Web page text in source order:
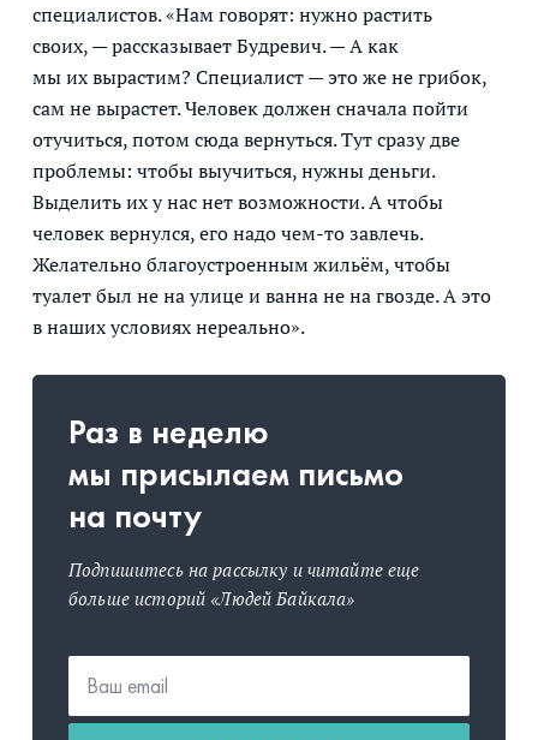
специалистов. «Нам говорят: нужно растить
своих, — рассказывает Будревич. — А как
мы их вырастим? Специалист — это же не грибок,
сам не вырастет. Человек должен сначала пойти
отучиться, потом сюда вернуться. Тут сразу две
проблемы: чтобы выучиться, нужны деньги.
Выделить их у нас нет возможности. А чтобы
человек вернулся, его надо чем-то завлечь.
Желательно благоустроенным жильём, чтобы
туалет был не на улице и ванна не на гвозде. А это
в наших условиях нереально».
Раз в неделю
мы присылаем письмо
на почту
Подпишитесь на рассылку и читайте еще
больше историй «Людей Байкала»